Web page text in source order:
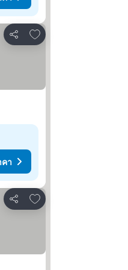
แชร์
เพิ่มในรายการโปรด
า
แชร์
เพิ่มในรายการโปรด